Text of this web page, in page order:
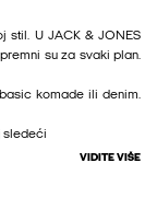
stil. U JACK & JONES
su za svaki plan.
komade ili denim.
sledeći
VIDITE VIŠE